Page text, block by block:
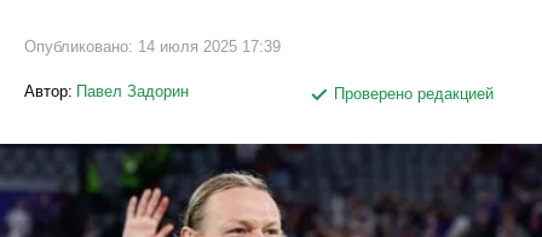
Опубликовано: 14 июля 2025 17:39
Автор: Павел Задорин Проверено редакцией